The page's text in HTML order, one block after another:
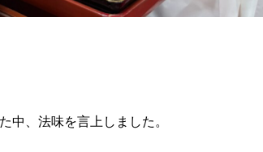
中、法味を言上しました。